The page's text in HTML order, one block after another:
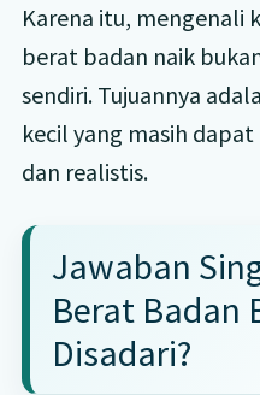
Karena itu, mengenali
berat badan naik
sendiri. Tujuannya
kecil yang masih
dan realistis.
Jawaban
Berat Badan
Disadari?